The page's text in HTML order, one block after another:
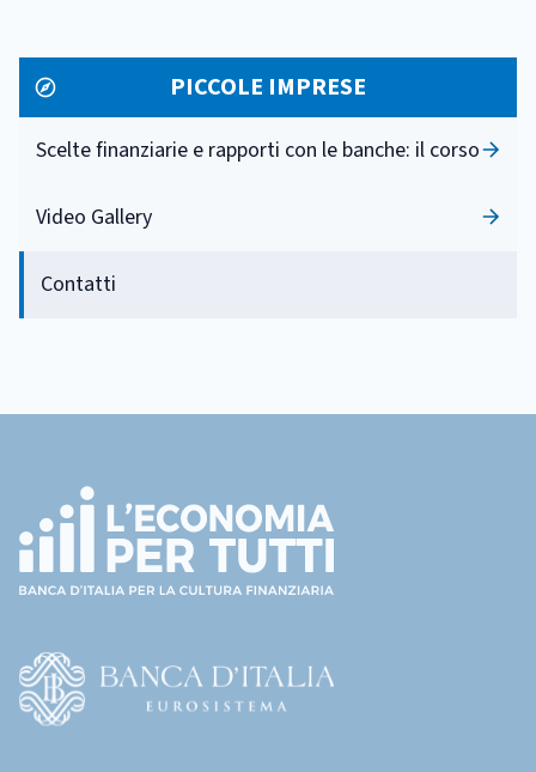
PICCOLE IMPRESE
Scelte finanziarie e rapporti con le banche: il corso
Video Gallery
Contatti
page)